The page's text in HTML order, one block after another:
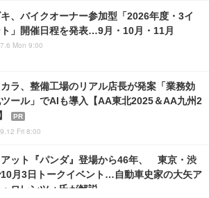
キ、バイクオーナー参加型「2026年度・3イ
」開催日程を発表…9月・10月・11月
Mon 9:00
ラ、整備工場のリアル店長が発案「業務効
ール」でAIも導入【AA東北2025＆AA九州2
PR
Fri 8:00
ット『パンダ』登場から46年、 東京・渋
月3日トークイベント…自動車史家の大矢ア
ロレンツォ氏が解説